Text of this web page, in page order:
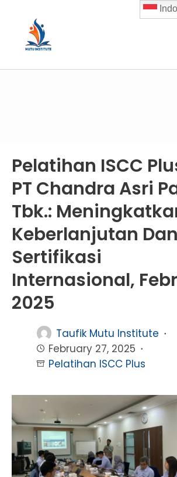
Pelatihan ISCC
PT Chandra Asri
Tbk.:
Keberlanjutan Dan
Sertifikasi
Internasional,
2025
Taufik Mutu Institute
February 27, 2025
Pelatihan ISCC Plus